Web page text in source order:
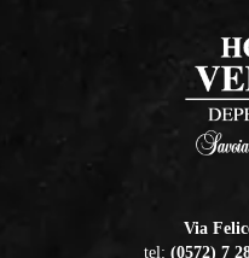
Via
tel: (0572) 7